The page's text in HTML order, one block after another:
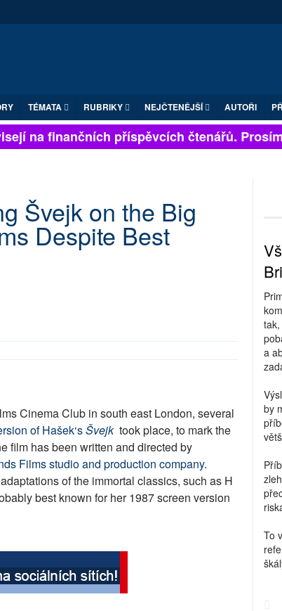
TÉMATA RUBRIKY NEJČTENĚJŠÍ AUTOŘI
na finančních příspěvcích čtenářů.
Švejk on the Big
Despite Best
Cinema Club in south east London, several
of Hašek‘sŠvejk took place, to mark the
film has been written and directed by
Films studio and production company.
of the immortal classics, such as H
best known for her 1987 screen version
a
by
To